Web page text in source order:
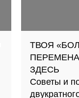
ТВОЯ
ЗДЕСЬ
Советы и